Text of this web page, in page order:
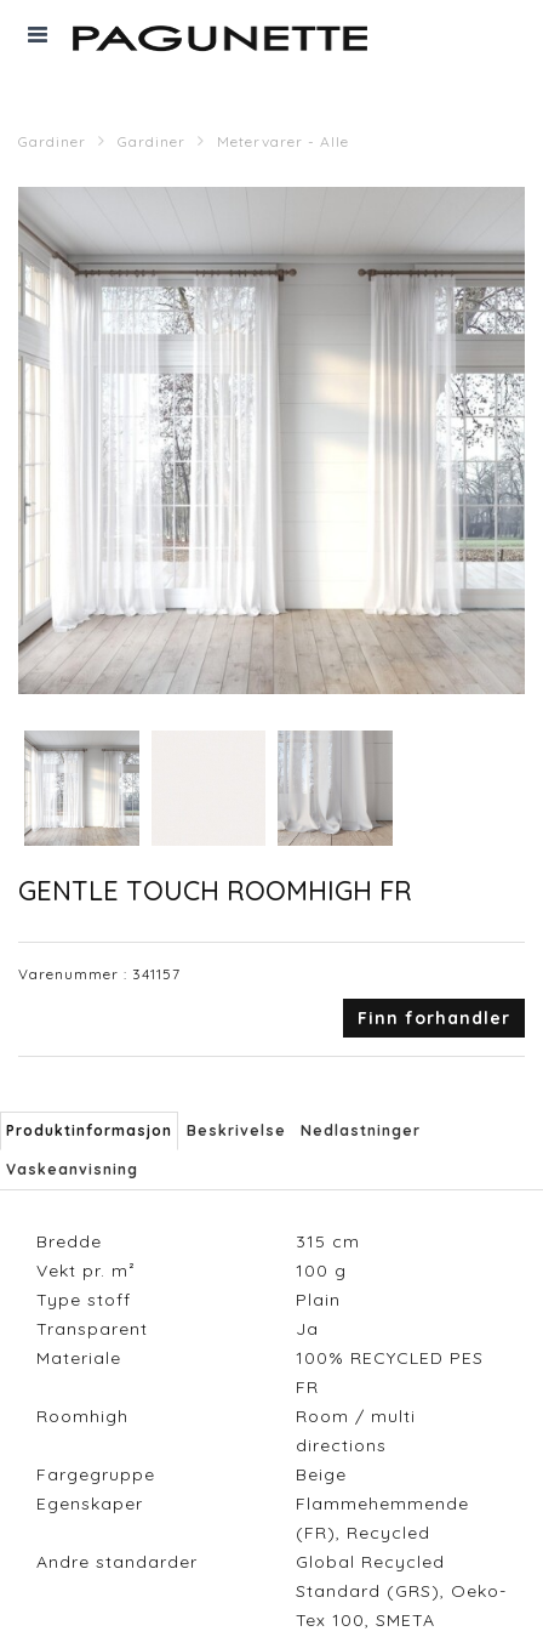
Gardiner Gardiner Metervarer - Alle
GENTLE TOUCH ROOMHIGH FR
Varenummer : 341157
Finn forhandler
Produktinformasjon Beskrivelse Nedlastninger
Vaskeanvisning
Bredde 315 cm
Vekt pr. m²
100 g
Type stoff
Plain
Transparent
Ja
Materiale
100% RECYCLED PES
FR
Roomhigh
Room / multi
directions
Fargegruppe
Beige
Egenskaper
Flammehemmende
(FR), Recycled
Andre standarder
Global Recycled
Standard (GRS), Oeko-
Tex 100, SMETA